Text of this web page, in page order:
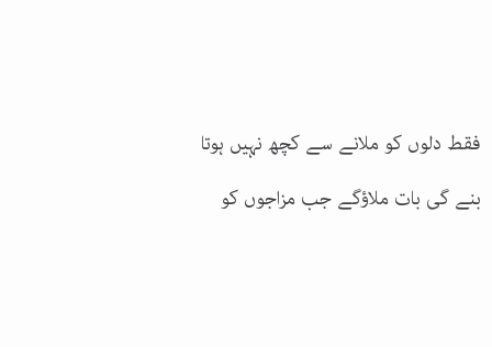
فقط دلوں کو ملانے سے کچھ نہیں ہوتا
بنے گی بات ملاؤگے جب مزاجوں کو